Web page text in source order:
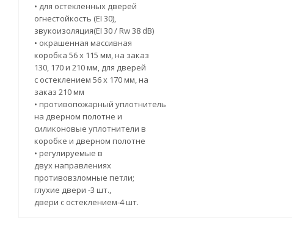
• для остекленных дверей
огнестойкость (EI 30),
звукоизоляция(EI 30 / Rw 38 dB)
• окрашенная массивная
коробка 56 x 115 мм, на заказ
130, 170 и 210 мм, для дверей
с остеклением 56 x 170 мм, на
заказ 210 мм
• противопожарный уплотнитель
на дверном полотне и
силиконовые уплотнители в
коробке и дверном полотне
• регулируемые в
двух направлениях
противовзломные петли;
глухие двери -3 шт.,
двери с остеклением-4 шт.